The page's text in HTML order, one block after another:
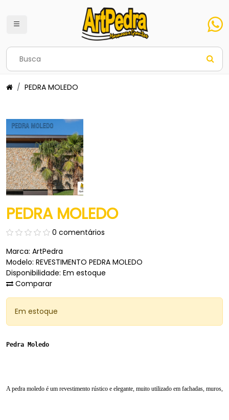
PEDRA MOLEDO
PEDRA MOLEDO
0 comentários
Marca: ArtPedra
Modelo: REVESTIMENTO PEDRA MOLEDO
Disponibilidade: Em estoque
Comparar
Em estoque
Pedra Moledo
A pedra moledo é um revestimento rústico e elegante, muito utilizado em fachadas, muros,